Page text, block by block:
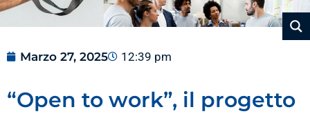
Marzo 27, 2025 12:39 pm
“Open to work”, il progetto